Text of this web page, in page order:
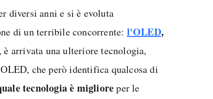
diversi anni e si è evoluta
di un terribile concorrente: l'OLED,
arrivata una ulteriore tecnologia,
che però identifica qualcosa di
tecnologia è miglioreper le